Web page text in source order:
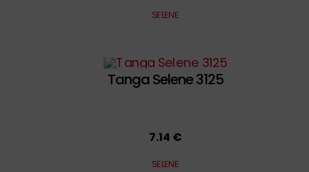
SELENE
Tanga Selene 3125
7.14 €
SELENE